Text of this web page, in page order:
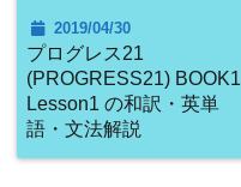
2019/04/30
プログレス21
(PROGRESS21) BOOK1
Lesson1 の和訳・英単
語・文法解説